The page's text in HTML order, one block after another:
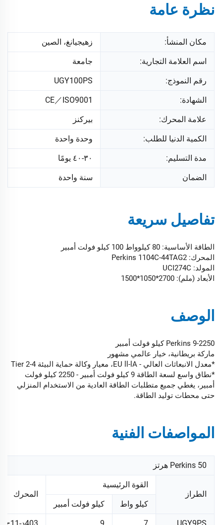
نظرة عامة
مكان المنشأ: زهيجيانغ، الصين
اسم العلامة التجارية: جامعة
رقم النموذج: UGY100PS
الشهادة: CE／ISO9001
علامة المحرك: بيركنز
الكمية الدنيا للطلب: وحدة واحدة
مدة التسليم: ٣٠-٤٠ يومًا
الضمان سنة واحدة
تفاصيل سريعة
الطاقة الأساسية: 80 كيلوواط 100 كيلو فولت أمبير
المحرك: Perkins 1104C-44TAG2
المولد: UCI274C
الأبعاد (ملم): 2700*1050*1500
الوصف
Perkins 9-2250 كيلو فولت أمبير
ماركة بريطانية، خيار عالمي مشهور
*معدل الانبعاثات العالي - EU ll-lA، معيار وكالة حماية البيئة Tier 2-4
*نطاق واسع لسعة الطاقة 9 كيلو فولت أمبير - 2250 كيلو فولت
أمبير، يغطي جميع متطلبات الطاقة العادية من الاستخدام المنزلي
حتى محطات توليد الطاقة.
المواصفات الفنية
Perkins 50 هرتز
الطراز
القوة الرئيسية
المحرك
كيلو واط
كيلو فولت أمبير
UGY9PS
7
9 403د-11ج